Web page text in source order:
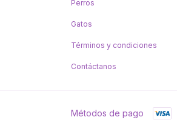
Perros
Gatos
Términos y condiciones
Contáctanos
Métodos de pago